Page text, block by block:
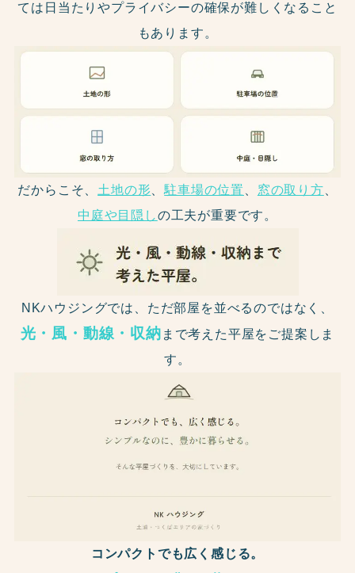
ては日当たりやプライバシーの確保が難しくなること
もあります。
だからこそ、 土地の形 、駐車場の位置 窓の取り方
中庭や目隠しの工夫が重要です。
NKハウジングでは、ただ部屋を並べるのではなく、
光・風・動線・収納 まで考えた平屋をご提案しま
す。
コンパクトでも広く感じる。